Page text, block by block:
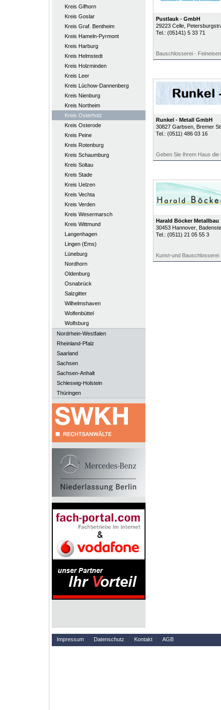
Kreis Gifhorn
Kreis Goslar
Kreis Graf. Bentheim
Kreis Hameln-Pyrmont
Kreis Harburg
Kreis Helmstedt
Kreis Holzminden
Kreis Leer
Kreis Lüchow-Dannenberg
Kreis Nienburg
Kreis Northeim
Kreis Osterholz
Kreis Osterode
Kreis Peine
Kreis Rotenburg
Kreis Schaumburg
Kreis Soltau
Kreis Stade
Kreis Uelzen
Kreis Vechta
Kreis Verden
Kreis Wesermarsch
Kreis Wittmund
Langenhagen
Lingen (Ems)
Lüneburg
Nordhorn
Oldenburg
Osnabrück
Salzgitter
Wilhelmshaven
Wolfenbüttel
Wolfsburg
Nordrhein-Westfalen
Rheinland-Pfalz
Saarland
Sachsen
Sachsen-Anhalt
Schleswig-Holstein
Thüringen
Pustlauk - GmbH
29223 Celle,
Tel.: (05141) 5 33 71
Bauschlosserei -
Runkel - Metall GmbH
30827 Garbsen, Bremer
Tel.: (0511) 486 03 16
Geben Sie Ihrem Haus die
Harald Böcker Metallbau
30453 Hannover,
Tel.: (0511) 21 05 55 3
Kunst-und Bauschlosserei
Impressum Datenschutz Kontakt AGB